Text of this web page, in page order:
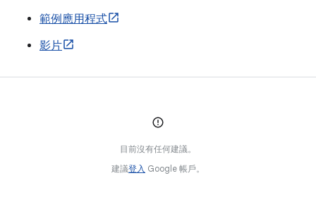
範例應用程式
影片
目前沒有任何建議。
建議登入 Google 帳戶。